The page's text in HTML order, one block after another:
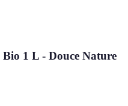
1 L - Douce Nature